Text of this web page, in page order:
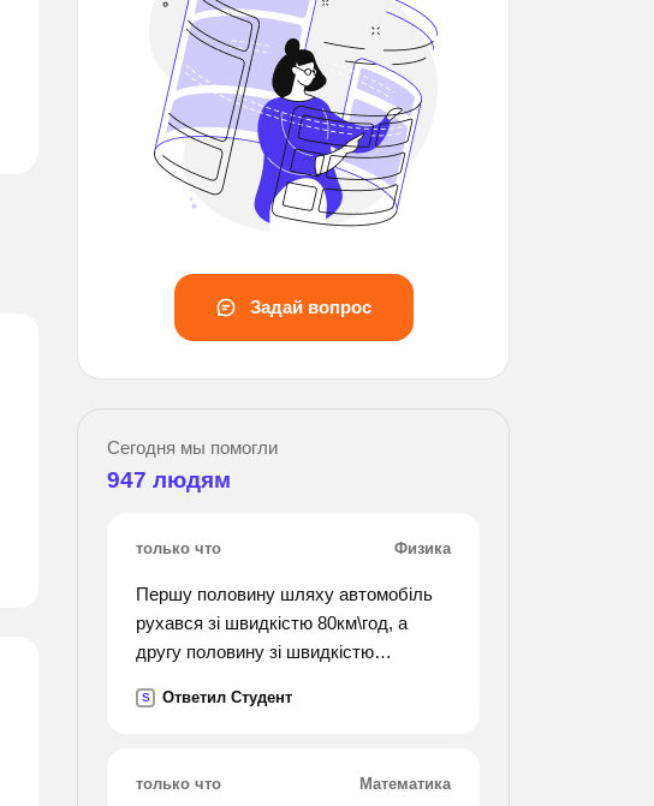
Задай вопрос
Сегодня мы помогли
947 людям
только что Физика
Першу половину шляху автомобіль
рухався зі швидкістю 80км\год, а
другу половину зі швидкістю
руху авто?
S Ответил Студент
только что Математика